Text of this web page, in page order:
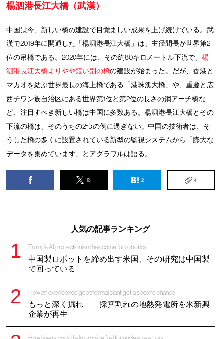
楊泗港長江大橋（武漢）
中国は今、新しい橋の建設で目覚ましい成果を上げ続けている。武
漢で2019年に開通した「楊泗港長江大橋」は、主径間長が世界第2
位の吊橋である。2020年には、その約80キロメートル下流で、楊
泗港長江大橋よりやや短い別の橋の建設が始まった。だが、香港と
マカオを結ぶ世界最長の海上橋である「港珠澳大橋」や、重慶と広
西チワン族自治区にある世界第1位と第2位の長さの鋼アーチ橋な
ど、注目すべき新しい橋は中国に多数ある。楊泗港長江大橋とその
下流の橋は、そのうちの2つの例に過ぎない。中国の技術者は、そ
うした橋の多くに設置されている新型の監視システムから「膨大な
データを集めています」とアグラワルは語る。
16 2 4
人気の記事ランキング
Trump’s AI protectionism has come for robotics
中国製ロボットを締め出す米国、その研究は中国製
で回っている
How an overlooked geothermal plant got a second chance
もっと深く掘れ——採算割れの地熱発電所を米新興
企業が再生